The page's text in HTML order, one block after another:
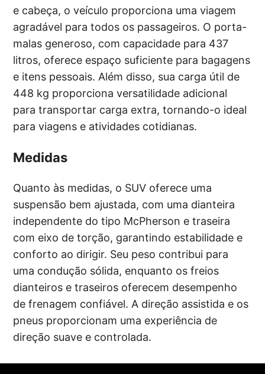
e cabeça, o veículo proporciona uma viagem
agradável para todos os passageiros. O porta-
malas generoso, com capacidade para 437
litros, oferece espaço suficiente para bagagens
e itens pessoais. Além disso, sua carga útil de
448 kg proporciona versatilidade adicional
para transportar carga extra, tornando-o ideal
para viagens e atividades cotidianas.
Medidas
Quanto às medidas, o SUV oferece uma
suspensão bem ajustada, com uma dianteira
independente do tipo McPherson e traseira
com eixo de torção, garantindo estabilidade e
conforto ao dirigir. Seu peso contribui para
uma condução sólida, enquanto os freios
dianteiros e traseiros oferecem desempenho
de frenagem confiável. A direção assistida e os
pneus proporcionam uma experiência de
direção suave e controlada.